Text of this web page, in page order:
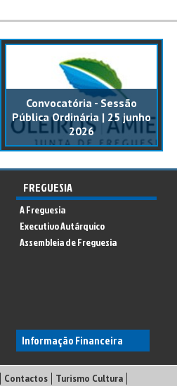
Convocatória - Sessão
Pública Ordinária | 25 junho
2026
FREGUESIA
A Freguesia
Executivo Autárquico
Assembleia de Freguesia
Informação Financeira
Contactos Turismo Cultura